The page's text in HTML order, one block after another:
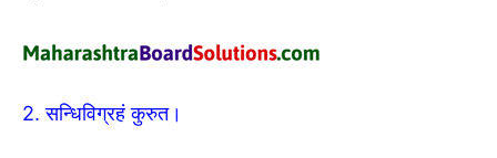
2. सन्धिविग्रहं कुरुत।